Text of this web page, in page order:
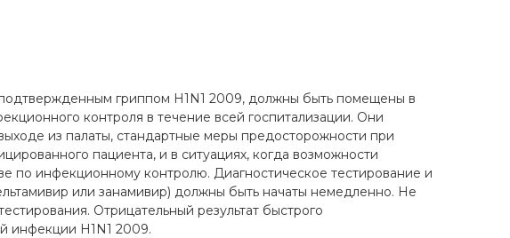
гриппом H1N1 2009, должны быть помещены в
контроля в течение всей госпитализации. Они
из палаты, стандартные меры предосторожности при
пациента, и в ситуациях, когда возможности
по инфекционному контролю. Диагностическое тестирование и
или занамивир) должны быть начаты немедленно. Не
Отрицательный результат быстрого
инфекции H1N1 2009.